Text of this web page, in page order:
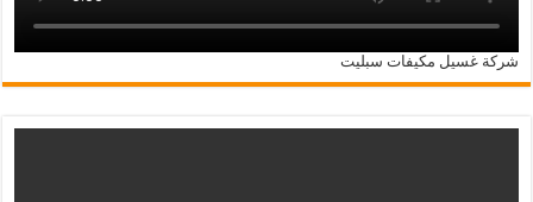
شركة غسيل مكيفات سبليت